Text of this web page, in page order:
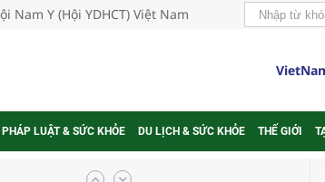
Y (Hội YDHCT) Việt Nam
PHÁP LUẬT & SỨC KHỎE DU LỊCH & SỨC KHỎE THẾ GIỚI